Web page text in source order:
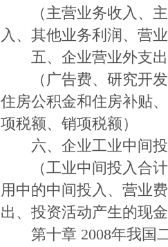
（主营业务收入、主
入、其他业务利润、营
五、企业营业外支
（广告费、研究开发
住房公积金和住房补贴
项税额、销项税额）
六、企业工业中间投
（工业中间投入合计
用中的中间投入、营业
出、投资活动产生的现
第十章 2008年我国二